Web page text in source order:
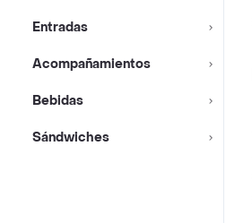
Entradas
Acompañamientos
Bebidas
Sándwiches